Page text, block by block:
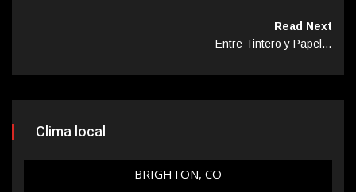
Read Next
Entre Tintero y Papel…
Clima local
BRIGHTON, CO